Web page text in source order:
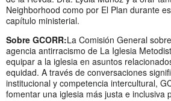
Neighborhood como por El Plan durante
capítulo ministerial.
Sobre GCORR:La Comisión General
agencia antirracismo de La Iglesia
equipar a la iglesia en asuntos
equidad. A través de conversaciones
institucional y competencia intercultural,
fomentar una iglesia más justa e inclusiva